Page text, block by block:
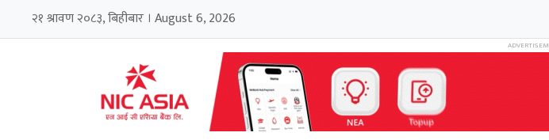
२१ श्रावण २०८३, बिहीबार । August 6, 2026